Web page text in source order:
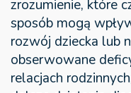
zrozumienie, które
sposób mogą
rozwój dziecka lub
obserwowane
relacjach